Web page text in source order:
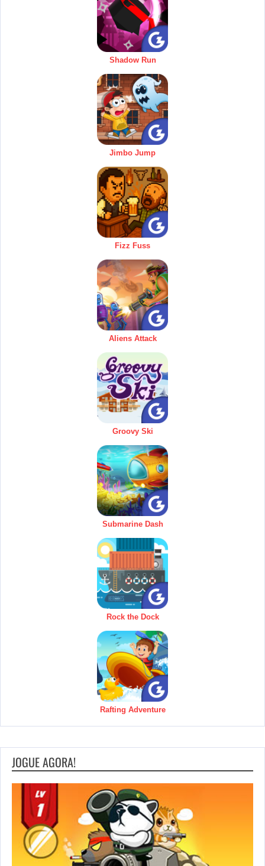
Shadow Run
Jimbo Jump
Fizz Fuss
Aliens Attack
Groovy Ski
Submarine Dash
Rock the Dock
Rafting Adventure
JOGUE AGORA!